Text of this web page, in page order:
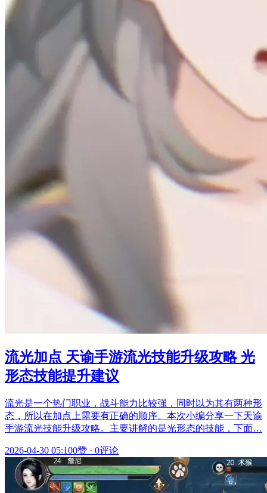
流光加点 天谕手游流光技能升级攻略 光
形态技能提升建议
流光是一个热门职业，战斗能力比较强，同时以为其有两种形
态，所以在加点上需要有正确的顺序。本次小编分享一下天谕
手游流光技能升级攻略。主要讲解的是光形态的技能，下面…
2026-04-30 05:100赞 · 0评论